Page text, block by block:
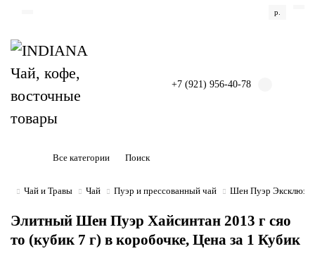
р.
+7 (921) 956-40-78
Все категории
Чай и Травы Чай Пуэр и прессованный чай Шен Пуэр
Элитный Шен Пуэр Хайсинтан 2013 г сяо
то (кубик 7 г) в коробочке, Цена за 1 Кубик